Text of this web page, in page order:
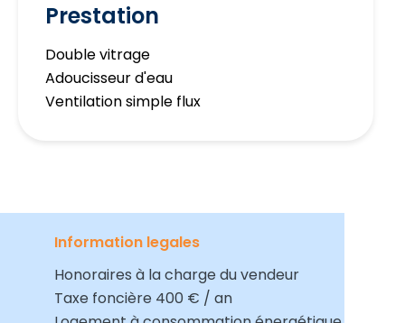
Prestation
Double vitrage
Adoucisseur d'eau
Ventilation simple flux
Information legales
Honoraires à la charge du vendeur
Taxe foncière 400 € / an